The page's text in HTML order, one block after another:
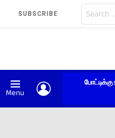
SUBSCRIBE
for:
Menu